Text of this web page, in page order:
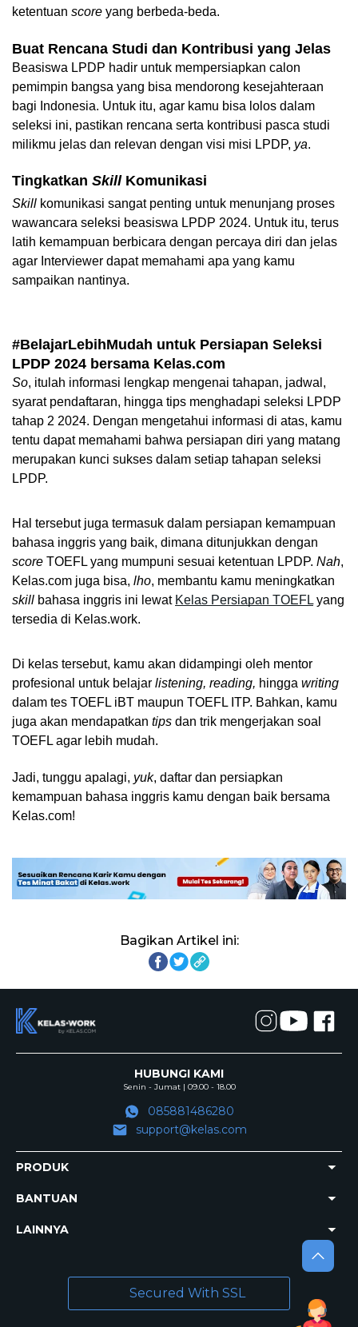
ketentuan score yang berbeda-beda.
Buat Rencana Studi dan Kontribusi yang Jelas
Beasiswa LPDP hadir untuk mempersiapkan calon
pemimpin bangsa yang bisa mendorong kesejahteraan
bagi Indonesia. Untuk itu, agar kamu bisa lolos dalam
seleksi ini, pastikan rencana serta kontribusi pasca studi
milikmu jelas dan relevan dengan visi misi LPDP, ya.
Tingkatkan Skill Komunikasi
Skill komunikasi sangat penting untuk menunjang proses
wawancara seleksi beasiswa LPDP 2024. Untuk itu, terus
latih kemampuan berbicara dengan percaya diri dan jelas
agar Interviewer dapat memahami apa yang kamu
sampaikan nantinya.
#BelajarLebihMudah untuk Persiapan Seleksi
LPDP 2024 bersama Kelas.com
So, itulah informasi lengkap mengenai tahapan, jadwal,
syarat pendaftaran, hingga tips menghadapi seleksi LPDP
tahap 2 2024. Dengan mengetahui informasi di atas, kamu
tentu dapat memahami bahwa persiapan diri yang matang
merupakan kunci sukses dalam setiap tahapan seleksi
LPDP.
Hal tersebut juga termasuk dalam persiapan kemampuan
score TOEFL yang mumpuni sesuai ketentuan LPDP. Nah,
Kelas.com juga bisa, lho
skill bahasa inggris ini lewat Kelas Persiapan TOEFL yang
tersedia di Kelas.work.
Di kelas tersebut, kamu akan didampingi oleh mentor
profesional untuk belajar listening, reading, hingga
dalam tes TOEFL iBT maupun TOEFL ITP. Bahkan, kamu
juga akan mendapatkan tips dan trik mengerjakan soal
TOEFL agar lebih mudah.
Jadi, tunggu apalagi, yuk, daftar dan persiapkan
kemampuan bahasa inggris kamu dengan baik bersama
Kelas.com!
Bagikan Artikel ini:
HUBUNGI KAMI
Senin - Jumat | 09.00 - 18.00
085881486280
support@kelas.com
PRODUK
BANTUAN
LAINNYA
Secured With SSL